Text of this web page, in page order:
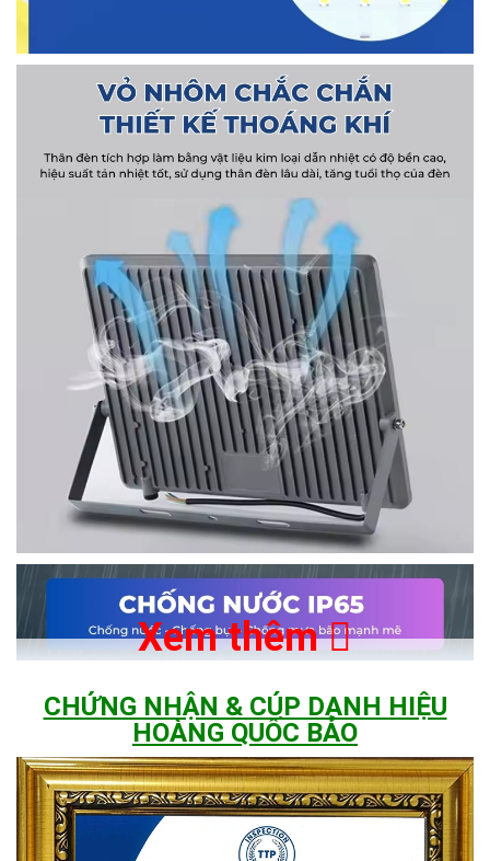
Xem thêm
CHỨNG NHẬN & CÚP DANH HIỆU
HOÀNG QUỐC BẢO